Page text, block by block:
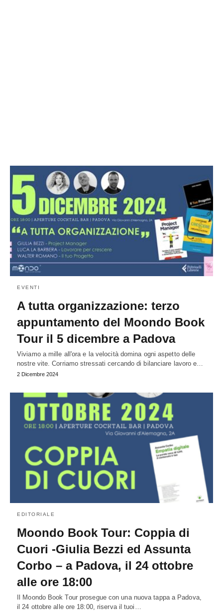
EVENTI
A tutta organizzazione: terzo
appuntamento del Moondo Book
Tour il 5 dicembre a Padova
Viviamo a mille all'ora e la velocità domina ogni aspetto delle
nostre vite. Corriamo stressati cercando di bilanciare lavoro e…
2 Dicembre 2024
EDITORIALE
Moondo Book Tour: Coppia di
Cuori -Giulia Bezzi ed Assunta
Corbo – a Padova, il 24 ottobre
alle ore 18:00
Il Moondo Book Tour prosegue con una nuova tappa a Padova,
il 24 ottobre alle ore 18:00, riserva il tuoi…